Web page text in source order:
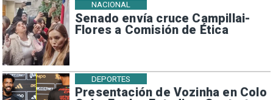
Senado envía cruce Campillai-
Flores a Comisión de Ética
NACIONAL
Presentación de Vozinha en Colo
DEPORTES